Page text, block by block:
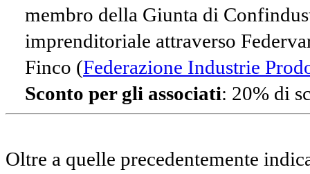
membro della Giunta di
imprenditoriale attraverso
Finco (Federazione Industrie
Sconto per gli associati: 20% di
Oltre a quelle precedentemente